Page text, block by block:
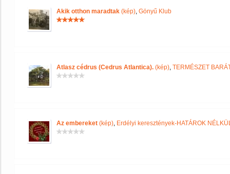
Akik otthon maradtak (kép), Gönyű Klub
Atlasz cédrus (Cedrus Atlantica). (kép), TERMÉSZET
Az embereket (kép), Erdélyi keresztények-HATÁROK